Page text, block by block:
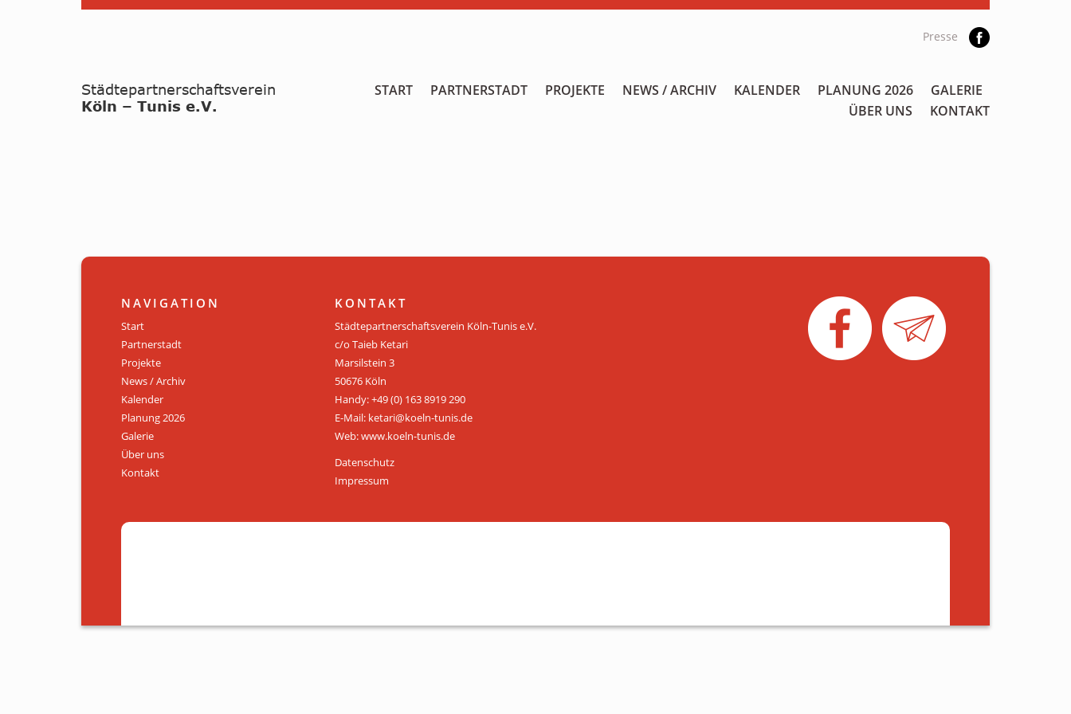
Presse
START PARTNERSTADT PROJEKTE NEWS / ARCHIV KALENDER PLANUNG 2026
GALERIE
ÜBER UNS
KONTAKT
NAVIGATION
Start
Partnerstadt
Projekte
News / Archiv
Kalender
Planung 2026
Galerie
Über uns
Kontakt
KONTAKT
Städtepartnerschaftsverein Köln-Tunis e.V.
c/o Taieb Ketari
Marsilstein 3
50676 Köln
Handy: +49 (0) 163 8919 290
E-Mail: ketari@koeln-tunis.de
Web: www.koeln-tunis.de
Datenschutz
Impressum
KALENDER